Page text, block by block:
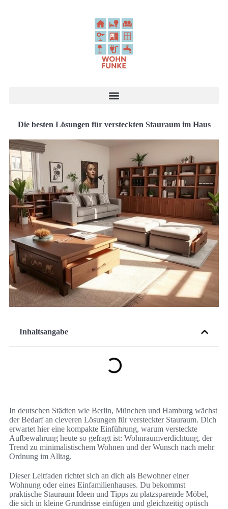
Die besten Lösungen für versteckten Stauraum im Haus
Inhaltsangabe
In deutschen Städten wie Berlin, München und Hamburg wächst
der Bedarf an cleveren Lösungen für versteckter Stauraum. Dich
erwartet hier eine kompakte Einführung, warum versteckte
Aufbewahrung heute so gefragt ist: Wohnraumverdichtung, der
Trend zu minimalistischem Wohnen und der Wunsch nach mehr
Ordnung im Alltag.
Dieser Leitfaden richtet sich an dich als Bewohner einer
Wohnung oder eines Einfamilienhauses. Du bekommst
praktische Stauraum Ideen und Tipps zu platzsparende Möbel,
die sich in kleine Grundrisse einfügen und gleichzeitig optisch